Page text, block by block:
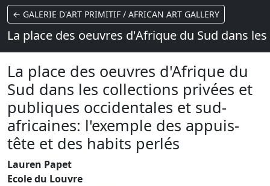
← GALERIE D'ART PRIMITIF / AFRICAN ART GALLERY
La place des oeuvres d'Afrique du Sud dans
La place des oeuvres d'Afrique du
Sud dans les collections privées et
publiques occidentales et sud-
africaines: l'exemple des appuis-
tête et des habits perlés
Lauren Papet
Ecole du Louvre